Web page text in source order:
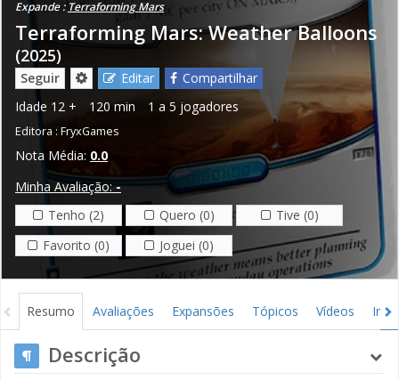
Expande : Terraforming Mars
Terraforming Mars: Weather Balloons
(2025)
Seguir Editar
Compartilhar
Idade 12 + 120 min 1 a 5 jogadores
Editora : FryxGames
Nota Média: 0.0
Minha Avaliação:-
Tenho (2)
Quero (0)
Tive (0)
Favorito (0)
Joguei (0)
Resumo Avaliações Expansões Tópicos Vídeos
Descrição